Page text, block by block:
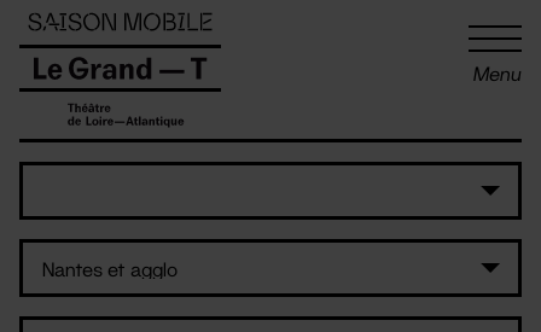
Menu
Panneau de gestion des cookies